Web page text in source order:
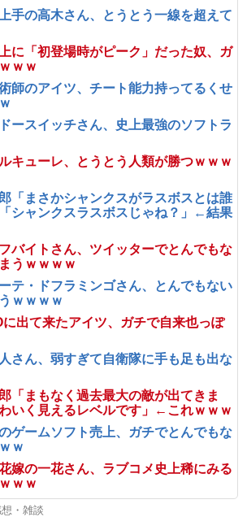
手の高木さん、とうとう一線を超えて
に「初登場時がピーク」だった奴、ガ
ｗｗ
師のアイツ、チート能力持ってるくせ
ースイッチさん、史上最強のソフトラ
キューレ、とうとう人類が勝つｗｗｗ
「まさかシャンクスがラスボスとは誰
シャンクスラスボスじゃね？」←結果
バイトさん、ツイッターでとんでもな
うｗｗｗｗ
テ・ドフラミンゴさん、とんでもない
ｗｗｗｗ
に出て来たアイツ、ガチで自来也っぽ
さん、弱すぎて自衛隊に手も足も出な
「まもなく過去最大の敵が出てきま
いく見えるレベルです」←これｗｗｗ
ゲームソフト売上、ガチでとんでもな
ｗ
嫁の一花さん、ラブコメ史上稀にみる
ｗｗ
・雑談